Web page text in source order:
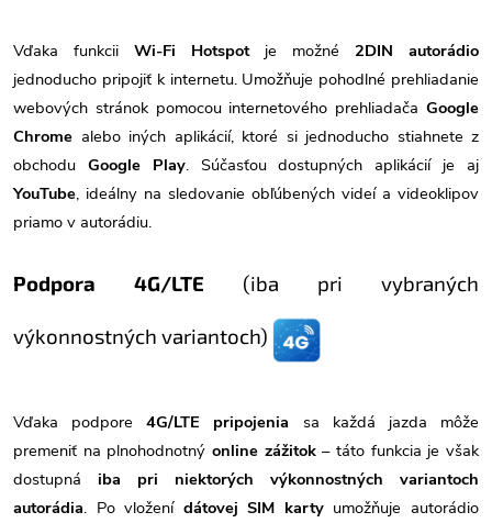
Vďaka funkcii Wi-Fi Hotspotje možné 2DIN autorádio
jednoducho pripojiť k internetu. Umožňuje pohodlné prehliadanie
webových stránok pomocou internetového prehliadača Google
Chrome alebo iných aplikácií, ktoré si jednoducho stiahnete z
obchodu Google Play. Súčasťou dostupných aplikácií je aj
YouTube, ideálny na sledovanie obľúbených videí a videoklipov
priamo v autorádiu.
Podpora 4G/LTE (iba pri vybraných
výkonnostných variantoch)
Vďaka podpore4G/LTE pripojenia sa každá jazda môže
premeniť na plnohodnotný online zážitok– táto funkcia je však
dostupná iba pri niektorých výkonnostných variantoch
autorádia. Po vložení dátovej SIM kartyumožňuje autorádio